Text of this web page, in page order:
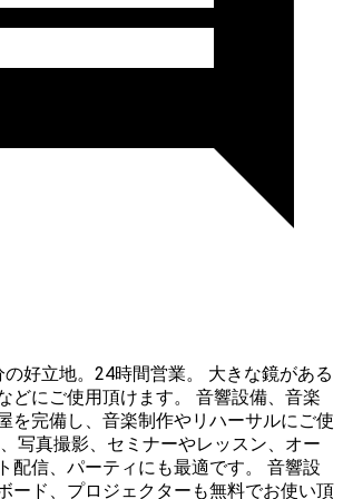
好立地。24時間営業。 大きな鏡がある
どにご使用頂けます。 音響設備、音楽
を完備し、音楽制作やリハーサルにご使
写真撮影、セミナーやレッスン、オー
配信、パーティにも最適です。 音響設
ード、プロジェクターも無料でお使い頂